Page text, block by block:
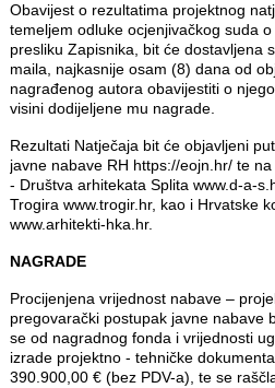
Obavijest o rezultatima projektnog
temeljem odluke ocjenjivačkog suda
presliku Zapisnika, bit će dostavljena
maila, najkasnije osam (8) dana od
nagrađenog autora obavijestiti o
visini dodijeljene mu nagrade.
Rezultati Natječaja bit će objavljeni
javne nabave RH https://eojn.hr/ te
- Društva arhitekata Splita www.d-a-
Trogira www.trogir.hr, kao i Hrvatske
www.arhitekti-hka.hr.
NAGRADE
Procijenjena vrijednost nabave –
pregovarački postupak javne nabave
se od nagradnog fonda i vrijednosti
izrade projektno - tehničke
390.900,00 € (bez PDV-a), te se